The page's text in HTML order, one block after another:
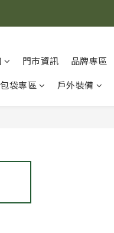
門市資訊 品牌專區
包袋專區 戶外裝備